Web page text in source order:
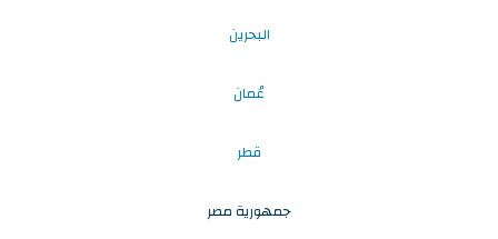
البحرين
عُمان
قطر
جمهورية مصر